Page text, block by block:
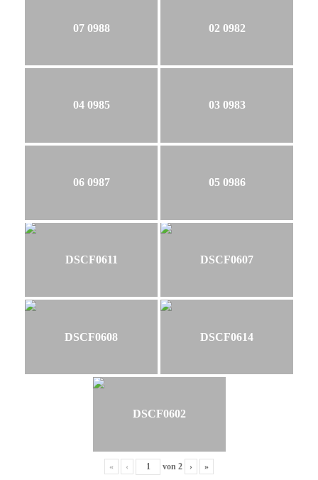
07 0988 02 0982
04 0985 03 0983
06 0987 05 0986
DSCF0611 DSCF0607
DSCF0608 DSCF0614
DSCF0602
« ‹ von 2 › »